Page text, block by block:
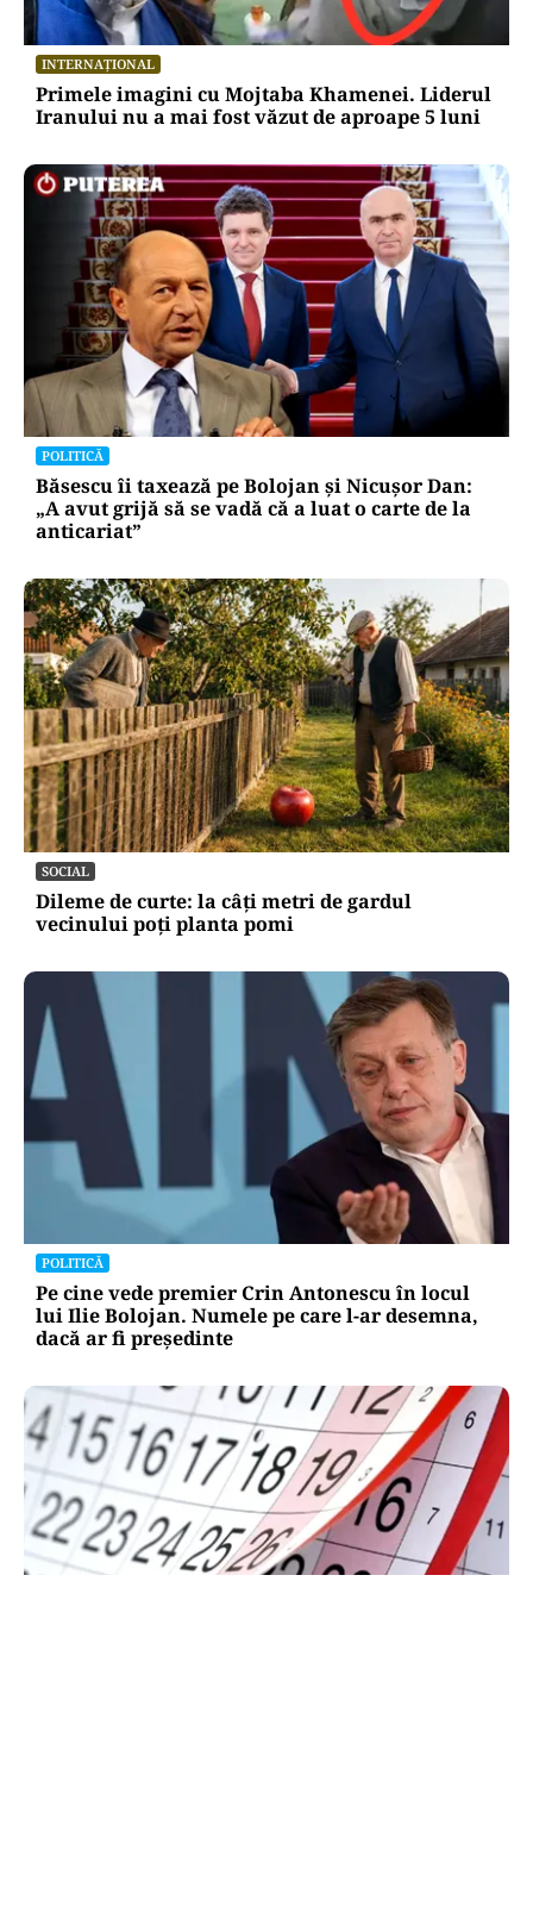
INTERNAȚIONAL
Primele imagini cu Mojtaba Khamenei. Liderul
Iranului nu a mai fost văzut de aproape 5 luni
POLITICĂ
Băsescu îi taxează pe Bolojan și Nicușor Dan:
„A avut grijă să se vadă că a luat o carte de la
anticariat”
SOCIAL
Dileme de curte: la câți metri de gardul
vecinului poți planta pomi
POLITICĂ
Pe cine vede premier Crin Antonescu în locul
lui Ilie Bolojan. Numele pe care l-ar desemna,
dacă ar fi președinte